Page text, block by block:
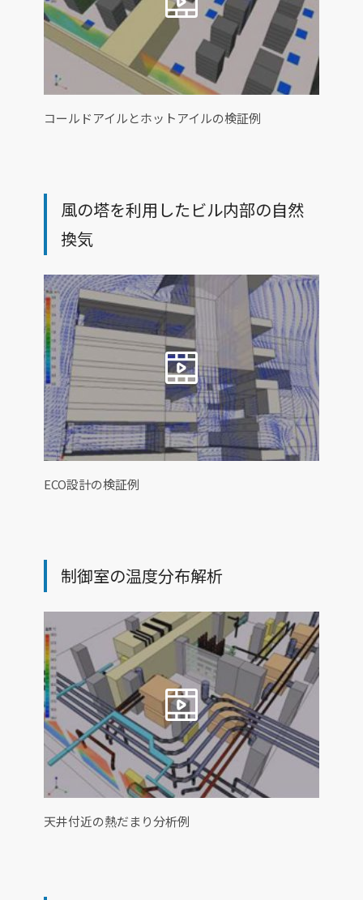
コールドアイルとホットアイルの検証例
風の塔を利用したビル内部の自然
換気
ECO設計の検証例
制御室の温度分布解析
天井付近の熱だまり分析例